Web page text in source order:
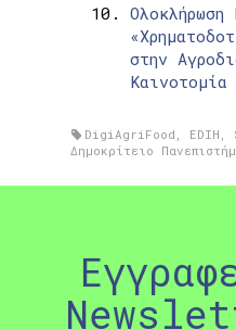
Ολοκλήρωση
στην
DigiAgriFood EDIH
Δημοκρίτειο